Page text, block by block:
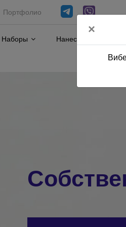
Портфолио
Наборы Нанесение
×